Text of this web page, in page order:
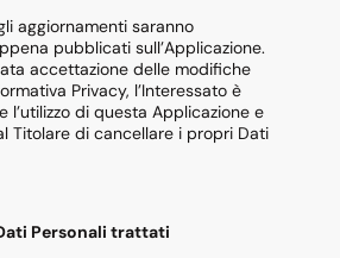
aggiornamenti saranno
pubblicati sull’Applicazione.
accettazione delle modifiche
Privacy, l’Interessato è
l’utilizzo di questa Applicazione e
Titolare di cancellare i propri Dati
Personali trattati